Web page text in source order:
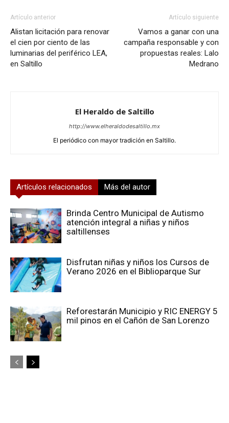
Artículo anterior
Alistan licitación para renovar
el cien por ciento de las
luminarias del periférico LEA,
en Saltillo
Artículo siguiente
Vamos a ganar con una
campaña responsable y con
propuestas reales: Lalo
Medrano
El Heraldo de Saltillo
http://www.elheraldodesaltillo.mx
El periódico con mayor tradición en Saltillo.
Artículos relacionados Más del autor
Brinda Centro Municipal de Autismo
atención integral a niñas y niños
saltillenses
Disfrutan niñas y niños los Cursos de
Verano 2026 en el Biblioparque Sur
Reforestarán Municipio y RIC ENERGY 5
mil pinos en el Cañón de San Lorenzo